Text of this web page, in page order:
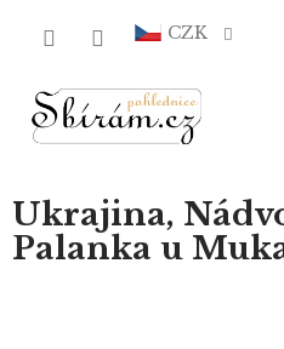
CZK
Ukrajina,
Palanka u